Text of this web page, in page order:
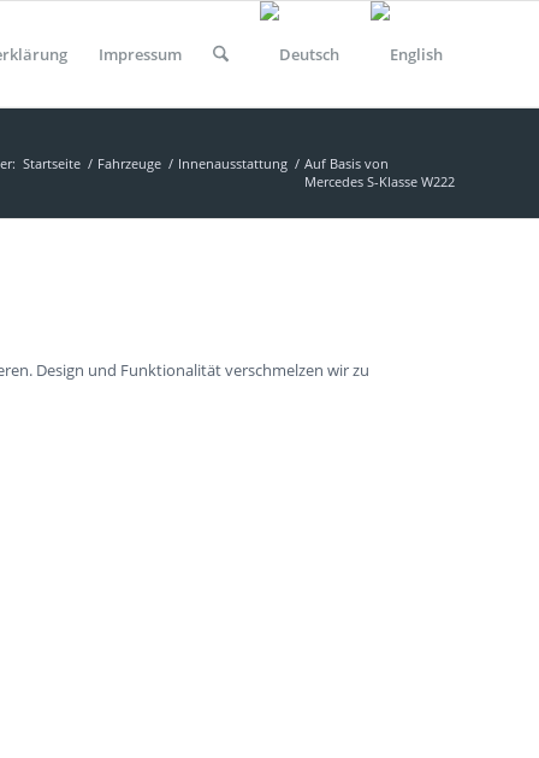
Impressum
Startseite / Fahrzeuge / Innenausstattung / Auf Basis von
Mercedes S-Klasse W222
Design und Funktionalität verschmelzen wir zu